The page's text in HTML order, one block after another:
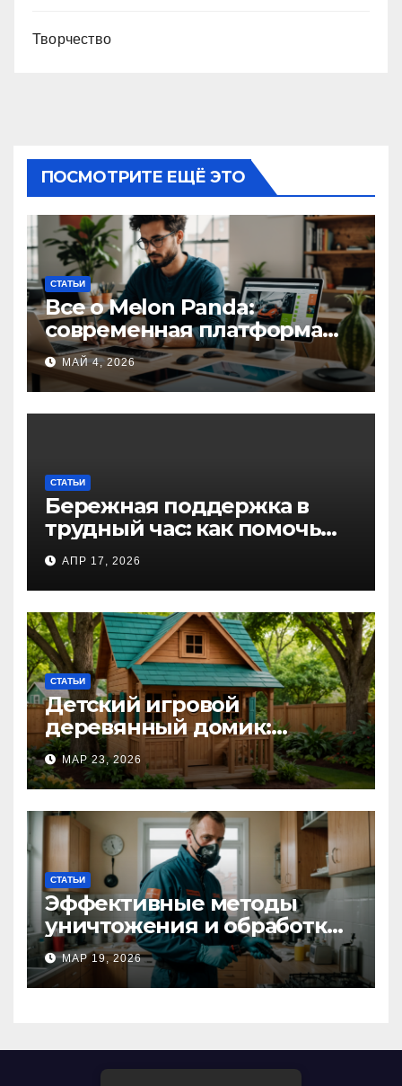
Творчество
ПОСМОТРИТЕ ЕЩЁ ЭТО
СТАТЬИ
Все о Melon Panda:
современная платформа
для творческих
профессионалов и
любителей
МАЙ 4, 2026
СТАТЬИ
Бережная поддержка в
трудный час: как помочь
близкому справиться с
алкогольной
интоксикацией и
сохранить семью
АПР 17, 2026
СТАТЬИ
Детский игровой
деревянный домик:
волшебное пространство
для самых маленьких от
Kastum
МАР 23, 2026
СТАТЬИ
Эффективные методы
уничтожения и обработки
тараканов в Москве:
профессиональный подход
к дезинсекции квартир и
МАР 19, 2026